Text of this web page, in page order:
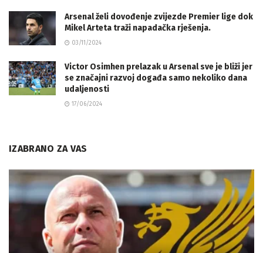
Arsenal želi dovođenje zvijezde Premier lige dok
Mikel Arteta traži napadačka rješenja.
03/11/2024
Victor Osimhen prelazak u Arsenal sve je bliži jer
se značajni razvoj događa samo nekoliko dana
udaljenosti
17/06/2024
IZABRANO ZA VAS